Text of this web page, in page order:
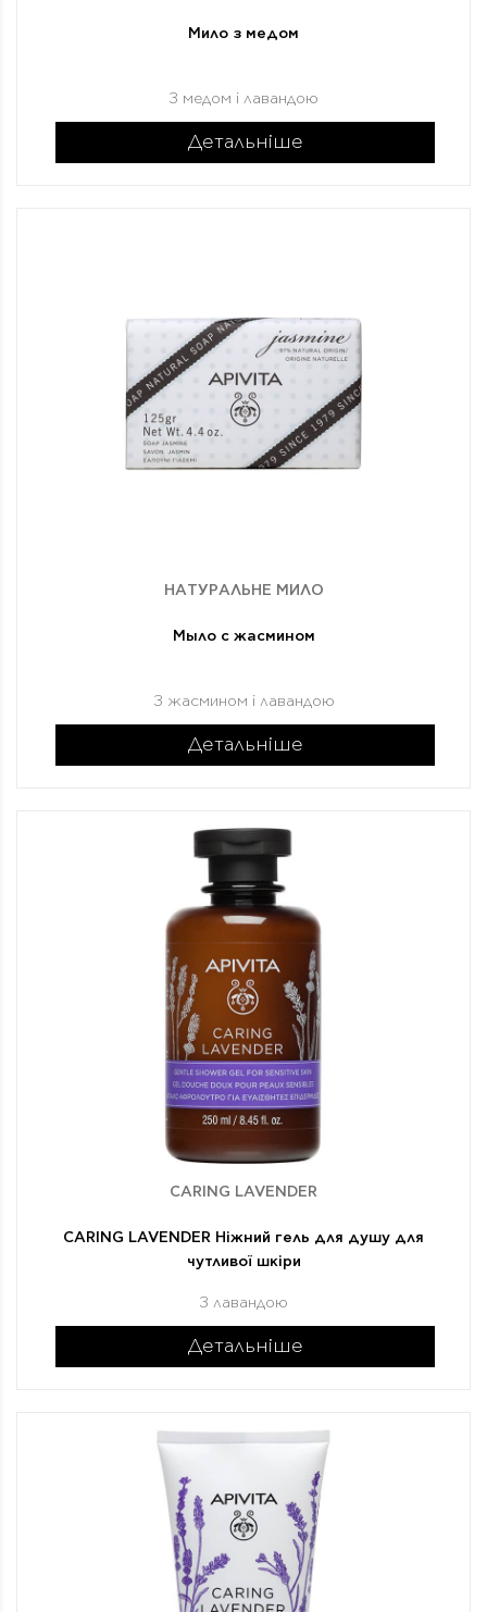
Мило з медом
З медом і лавандою
Детальніше
НАТУРАЛЬНЕ МИЛО
Мыло с жасмином
З жасмином і лавандою
Детальніше
CARING LAVENDER
CARING LAVENDER Ніжний гель для душу для
чутливої шкіри
З лавандою
Детальніше